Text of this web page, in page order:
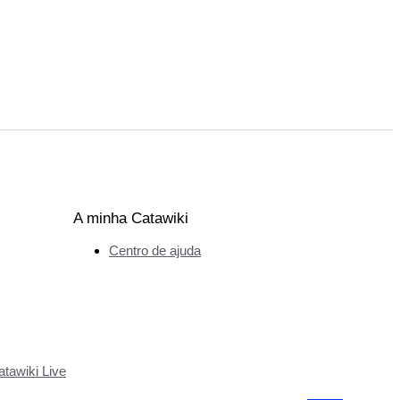
Live
A minha Catawiki
Centro de ajuda